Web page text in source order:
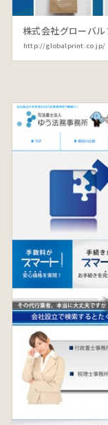
株式会社グローバル
http://globalprint.co.jp/